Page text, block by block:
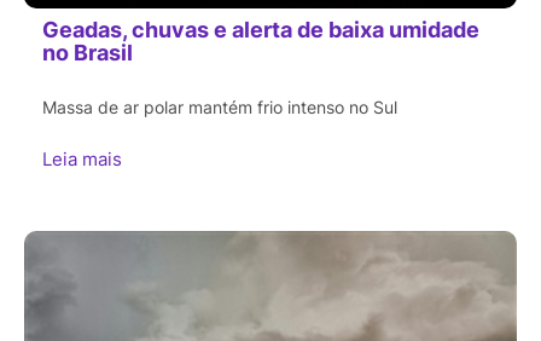
Geadas, chuvas e alerta de baixa umidade
no Brasil
Massa de ar polar mantém frio intenso no Sul
Leia mais